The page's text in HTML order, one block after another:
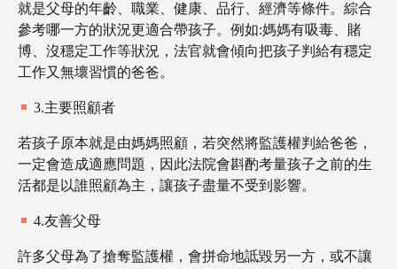
就是父母的年齡、職業、健康、品行、經濟等條件。綜合
參考哪一方的狀況更適合帶孩子。例如:媽媽有吸毒、賭
博、沒穩定工作等狀況，法官就會傾向把孩子判給有穩定
工作又無壞習慣的爸爸。
3.主要照顧者
若孩子原本就是由媽媽照顧，若突然將監護權判給爸爸，
一定會造成適應問題，因此法院會斟酌考量孩子之前的生
活都是以誰照顧為主，讓孩子盡量不受到影響。
4.友善父母
許多父母為了搶奪監護權，會拼命地詆毀另一方，或不讓